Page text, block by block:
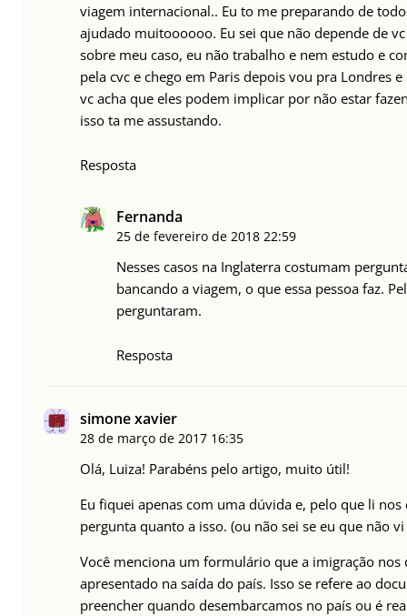
viagem internacional.. Eu to me preparando de
ajudado muitoooooo. Eu sei que não depende de
sobre meu caso, eu não trabalho e nem estudo e
pela cvc e chego em Paris depois vou pra Londres
vc acha que eles podem implicar por não estar
isso ta me assustando.
Resposta
Fernanda
25 de fevereiro de 2018 22:59
Nesses casos na Inglaterra costumam
bancando a viagem, o que essa pessoa faz.
perguntaram.
Resposta
simone xavier
28 de março de 2017 16:35
Olá, Luiza! Parabéns pelo artigo, muito útil!
Eu fiquei apenas com uma dúvida e, pelo que li
pergunta quanto a isso. (ou não sei se eu que não vi
Você menciona um formulário que a imigração nos
apresentado na saída do país. Isso se refere ao
preencher quando desembarcamos no país ou é